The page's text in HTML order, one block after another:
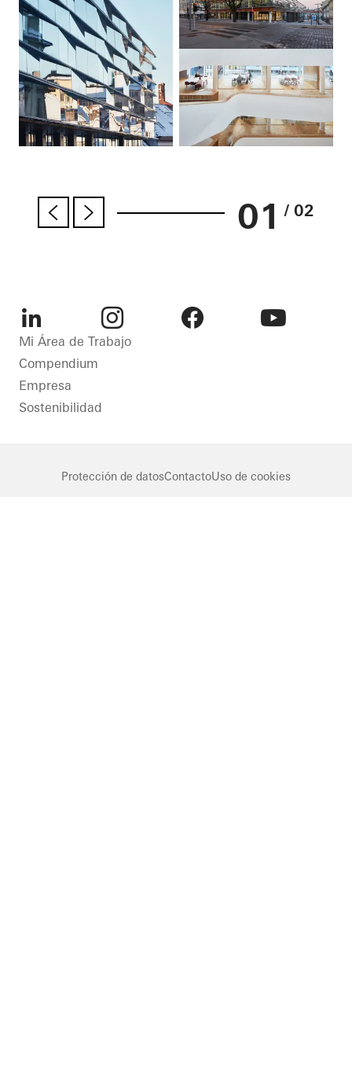
01 / 02
LinkedIn Instagram
Mi Área de Trabajo
Compendium
Empresa
Sostenibilidad
Protección de datosContactoUso de cookies